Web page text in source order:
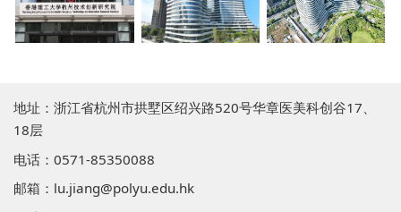
地址：浙江省杭州市拱墅区绍兴路520号华章医美科创谷17、
18层
电话：0571-85350088
邮箱：lu.jiang@polyu.edu.hk